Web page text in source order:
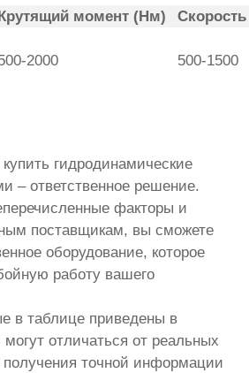
Крутящий момент (Нм)
2000
500-1500
гидродинамические
– ответственное решение.
факторы и
поставщикам, вы сможете
оборудование, которое
работу вашего
в таблице приведены в
отличаться от реальных
получения точной информации